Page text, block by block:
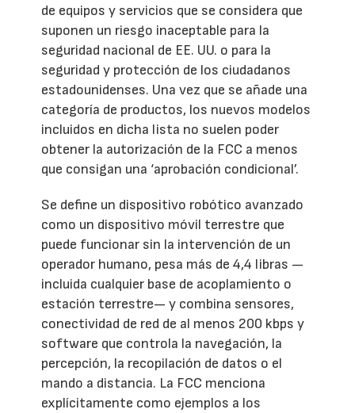
de equipos y servicios que se considera que
suponen un riesgo inaceptable para la
seguridad nacional de EE. UU. o para la
seguridad y protección de los ciudadanos
estadounidenses. Una vez que se añade una
categoría de productos, los nuevos modelos
incluidos en dicha lista no suelen poder
obtener la autorización de la FCC a menos
que consigan una ‘aprobación condicional’.
Se define un dispositivo robótico avanzado
como un dispositivo móvil terrestre que
puede funcionar sin la intervención de un
operador humano, pesa más de 4,4 libras —
incluida cualquier base de acoplamiento o
estación terrestre— y combina sensores,
conectividad de red de al menos 200 kbps y
software que controla la navegación, la
percepción, la recopilación de datos o el
mando a distancia. La FCC menciona
explícitamente como ejemplos a los